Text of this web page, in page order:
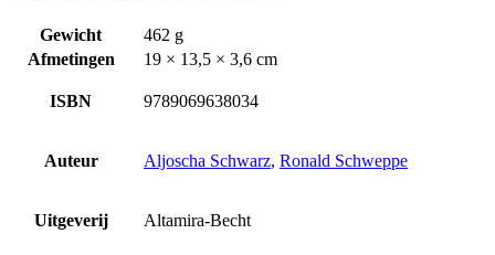
Gewicht
462 g
Afmetingen
19 × 13,5 × 3,6 cm
ISBN 9789069638034
Auteur Aljoscha Schwarz, Ronald Schweppe
Uitgeverij Altamira-Becht